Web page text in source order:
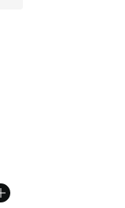
is in de